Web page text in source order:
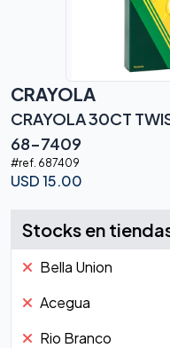
CRAYOLA
CRAYOLA 30CT
68-7409
#ref. 687409
USD15.00
Stocks en
Bella Union
Acegua
Rio Branco